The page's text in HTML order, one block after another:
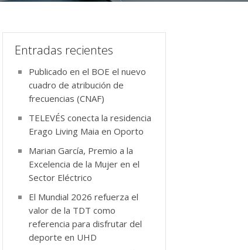
Entradas recientes
Publicado en el BOE el nuevo
cuadro de atribución de
frecuencias (CNAF)
TELEVÉS conecta la residencia
Erago Living Maia en Oporto
Marian García, Premio a la
Excelencia de la Mujer en el
Sector Eléctrico
El Mundial 2026 refuerza el
valor de la TDT como
referencia para disfrutar del
deporte en UHD